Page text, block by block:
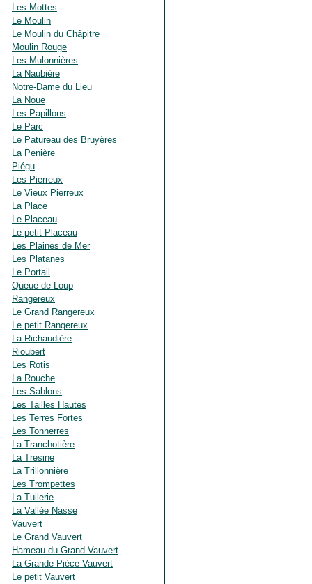
Les Mottes
Le Moulin
Le Moulin du Châpitre
Moulin Rouge
Les Mulonnières
La Naubière
Notre-Dame du Lieu
La Noue
Les Papillons
Le Parc
Le Patureau des Bruyères
La Penière
Piégu
Les Pierreux
Le Vieux Pierreux
La Place
Le Placeau
Le petit Placeau
Les Plaines de Mer
Les Platanes
Le Portail
Queue de Loup
Rangereux
Le Grand Rangereux
Le petit Rangereux
La Richaudière
Rioubert
Les Rotis
La Rouche
Les Sablons
Les Tailles Hautes
Les Terres Fortes
Les Tonnerres
La Tranchotière
La Tresine
La Trillonnière
Les Trompettes
La Tuilerie
La Vallée Nasse
Vauvert
Le Grand Vauvert
Hameau du Grand Vauvert
La Grande Pièce Vauvert
Le petit Vauvert